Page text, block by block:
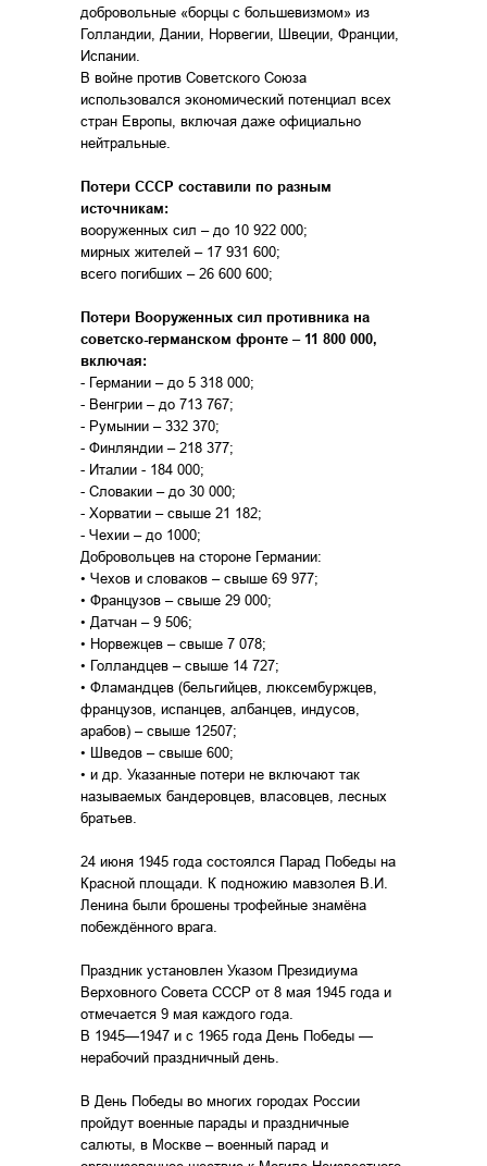
добровольные «борцы с большевизмом» из
Голландии, Дании, Норвегии, Швеции, Франции,
Испании.
В войне против Советского Союза
использовался экономический потенциал всех
стран Европы, включая даже официально
нейтральные.
Потери СССР составили по разным
источникам:
вооруженных сил – до 10 922 000;
мирных жителей – 17 931 600;
всего погибших – 26 600 600;
Потери Вооруженных сил противника на
советско-германском фронте – 11 800 000,
включая:
- Германии – до 5 318 000;
- Венгрии – до 713 767;
- Румынии – 332 370;
- Финляндии – 218 377;
- Италии - 184 000;
- Словакии – до 30 000;
- Хорватии – свыше 21 182;
- Чехии – до 1000;
Добровольцев на стороне Германии:
• Чехов и словаков – свыше 69 977;
• Французов – свыше 29 000;
• Датчан – 9 506;
• Норвежцев – свыше 7 078;
• Голландцев – свыше 14 727;
• Фламандцев (бельгийцев, люксембуржцев,
французов, испанцев, албанцев, индусов,
арабов) – свыше 12507;
• Шведов – свыше 600;
• и др. Указанные потери не включают так
называемых бандеровцев, власовцев, лесных
братьев.
24 июня 1945 года состоялся Парад Победы на
Красной площади. К подножию мавзолея В.И.
Ленина были брошены трофейные знамёна
побеждённого врага.
Праздник установлен Указом Президиума
Верховного Совета СССР от 8 мая 1945 года и
отмечается 9 мая каждого года.
В 1945—1947 и с 1965 года День Победы —
нерабочий праздничный день.
В День Победы во многих городах России
пройдут военные парады и праздничные
салюты, в Москве – военный парад и